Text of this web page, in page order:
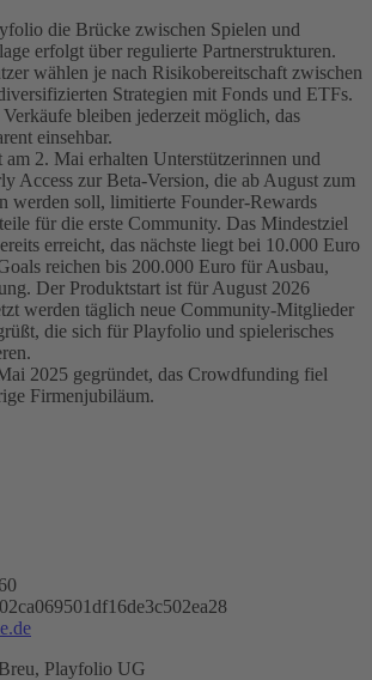
die Brücke zwischen Spielen und
erfolgt über regulierte Partnerstrukturen.
wählen je nach Risikobereitschaft zwischen
Strategien mit Fonds und ETFs.
bleiben jederzeit möglich, das
einsehbar.
am 2. Mai erhalten Unterstützerinnen und
Access zur Beta-Version, die ab August zum
werden soll, limitierte Founder-Rewards
für die erste Community. Das Mindestziel
erreicht, das nächste liegt bei 10.000 Euro
reichen bis 200.000 Euro für Ausbau,
Der Produktstart ist für August 2026
werden täglich neue Community-Mitglieder
die sich für Playfolio und spielerisches
2025 gegründet, das Crowdfunding fiel
Firmenjubiläum.
Playfolio UG